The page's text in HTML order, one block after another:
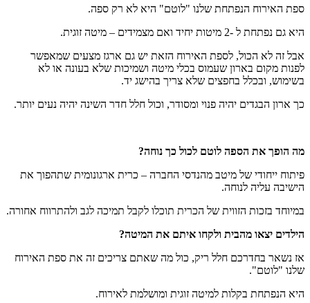
ספת האירוח הנפתחת שלנו "לוטם" היא לא רק ספה.
היא גם נפתחת ל -2 מיטות יחיד ואם מצמידים – מיטה זוגית.
אבל זה לא הכול, לספת האירוח הזאת יש גם ארגז מצעים שמאפשר
לפנות מקום בארון שעמוס בכלי מיטה ושמיכות שלא בעונה או לא
בשימוש, ובכלל בחפצים שלא צריך בהישג יד.
כך ארון הבגדים יהיה פנוי ומסודר, וכול חלל חדר השינה יהיה נעים יותר.
מה הופך את הספה לוטם לכול כך נוחה?
פיתוח ייחודי של מיטב מהנדסי החברה – כרית ארגונומית שתהפוך את
הישיבה עליה לנוחה.
במיוחד בזכות הזווית של הכרית תוכלו לקבל תמיכה לגב ולהתרווח אחורה.
הילדים יצאו מהבית ולקחו איתם את המיטה?
אז נשאר בחדרכם חלל ריק, כול מה שאתם צריכים זה את ספת האירוח
שלנו "לוטם".
היא הנפתחת בקלות למיטה זוגית ומושלמת לאירוח.